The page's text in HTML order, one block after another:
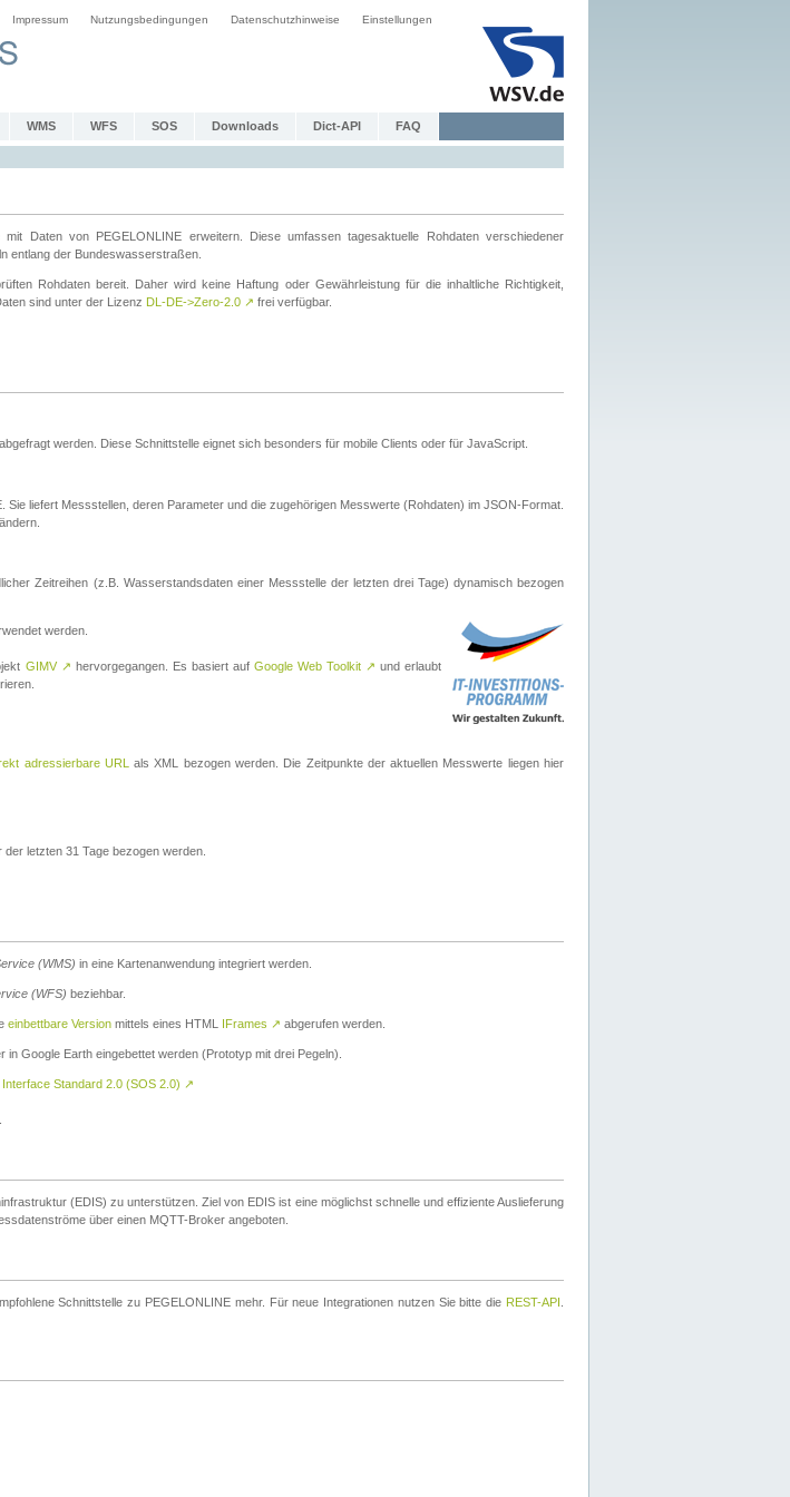
Impressum Nutzungsbedingungen Datenschutzhinweise Einstellungen
WMS WFS SOS Downloads Dict-API FAQ
Daten von PEGELONLINE erweitern. Diese umfassen tagesaktuelle Rohdaten verschiedener
entlang der Bundeswasserstraßen.
Rohdaten bereit. Daher wird keine Haftung oder Gewährleistung für die inhaltliche Richtigkeit,
sind unter der Lizenz DL-DE->Zero-2.0 ↗ frei verfügbar.
werden. Diese Schnittstelle eignet sich besonders für mobile Clients oder für JavaScript.
Sie liefert Messstellen, deren Parameter und die zugehörigen Messwerte (Rohdaten) im JSON-Format.
Zeitreihen (z.B. Wasserstandsdaten einer Messstelle der letzten drei Tage) dynamisch bezogen
werden.
GIMV ↗ hervorgegangen. Es basiert auf Google Web Toolkit ↗ und erlaubt
adressierbare URL
als XML bezogen werden. Die Zeitpunkte der aktuellen Messwerte liegen hier
letzten 31 Tage bezogen werden.
(WMS) in eine Kartenanwendung integriert werden.
(WFS) beziehbar.
einbettbare Version mittels eines HTML IFrames ↗ abgerufen werden.
in Google Earth eingebettet werden (Prototyp mit drei Pegeln).
Standard 2.0 (SOS 2.0) ↗
(EDIS) zu unterstützen. Ziel von EDIS ist eine möglichst schnelle und effiziente Auslieferung
über einen MQTT-Broker angeboten.
Schnittstelle zu PEGELONLINE mehr. Für neue Integrationen nutzen Sie bitte die REST-API